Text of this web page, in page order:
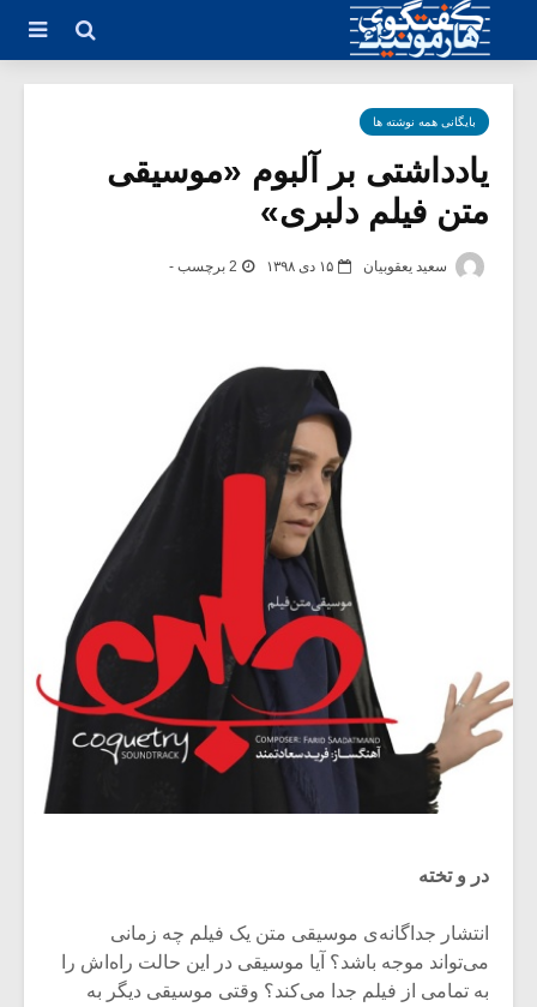
بایگانی همه نوشته ها
یادداشتی بر آلبوم «موسیقی
متن فیلم دلبری»
سعید یعقوبیان ۱۵ دی ۱۳۹۸ 2 برچسب -
در و تخته
انتشار جداگانه‌ی موسیقی متن یک فیلم چه زمانی
می‌تواند موجه باشد؟ آیا موسیقی در این حالت راه‌اش را
به تمامی از فیلم جدا می‌کند؟ وقتی موسیقی دیگر به